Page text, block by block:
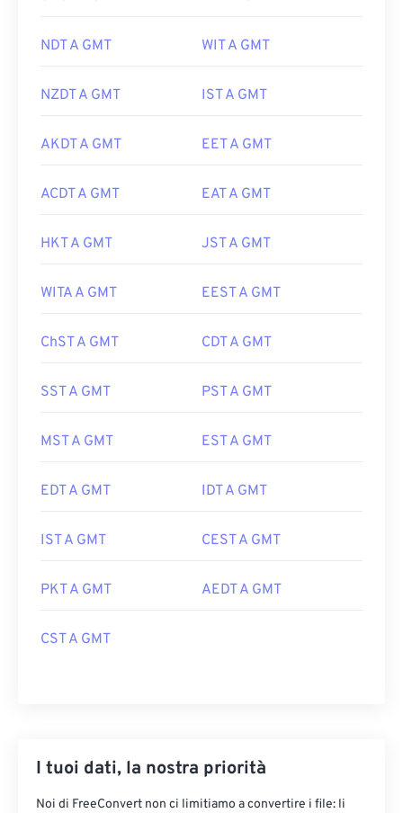
NDT A GMT WIT A GMT
NZDT A GMT IST A GMT
AKDT A GMT EET A GMT
ACDT A GMT EAT A GMT
HKT A GMT JST A GMT
WITA A GMT EEST A GMT
ChST A GMT CDT A GMT
SST A GMT PST A GMT
MST A GMT EST A GMT
EDT A GMT IDT A GMT
IST A GMT CEST A GMT
PKT A GMT AEDT A GMT
CST A GMT
I tuoi dati, la nostra priorità
Noi di FreeConvert non ci limitiamo a convertire i file: li